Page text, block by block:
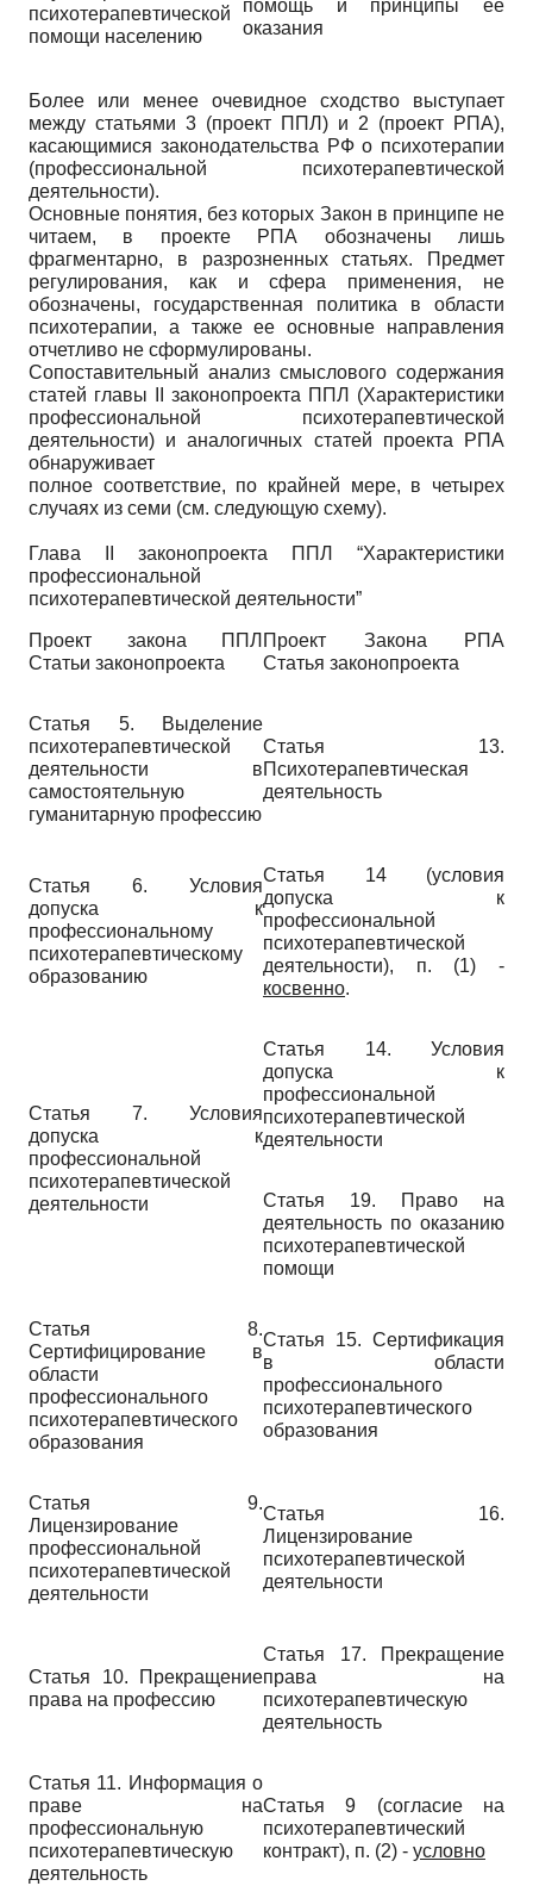
психотерапевтической
помощи населению
помощь и принципы ее
оказания
Более или менее очевидное сходство выступает
между статьями 3 (проект ППЛ) и 2 (проект РПА),
касающимися законодательства РФ о психотерапии
(профессиональной психотерапевтической
деятельности).
Основные понятия, без которых Закон в принципе не
читаем, в проекте РПА обозначены лишь
фрагментарно, в разрозненных статьях. Предмет
регулирования, как и сфера применения, не
обозначены, государственная политика в области
психотерапии, а также ее основные направления
отчетливо не сформулированы.
Сопоставительный анализ смыслового содержания
статей главы II законопроекта ППЛ (Характеристики
профессиональной психотерапевтической
деятельности) и аналогичных статей проекта РПА
обнаруживает
полное соответствие, по крайней мере, в четырех
случаях из семи (см. следующую схему).
Глава II законопроекта ППЛ “Характеристики
профессиональной
психотерапевтической деятельности”
Проект закона ППЛ
Статьи законопроекта
Проект Закона РПА
Статья законопроекта
Статья 5. Выделение
психотерапевтической
деятельности в
самостоятельную
гуманитарную профессию
Статья 13.
Психотерапевтическая
деятельность
Статья 6. Условия
допуска к
профессиональному
психотерапевтическому
образованию
Статья 14 (условия
допуска к
профессиональной
психотерапевтической
деятельности), п. (1) -
косвенно.
Статья 7. Условия
допуска к
профессиональной
психотерапевтической
деятельности
Статья 14. Условия
допуска к
профессиональной
психотерапевтической
деятельности
Статья 19. Право на
деятельность по оказанию
психотерапевтической
помощи
Статья 8.
Сертифицирование в
области
профессионального
психотерапевтического
образования
Статья 15. Сертификация
в области
профессионального
психотерапевтического
образования
Статья 9.
Лицензирование
профессиональной
психотерапевтической
деятельности
Статья 16.
Лицензирование
психотерапевтической
деятельности
Статья 10. Прекращение
права на профессию
Статья 17. Прекращение
права на
психотерапевтическую
деятельность
Статья 11. Информация о
праве на
профессиональную
психотерапевтическую
деятельность
Статья 9 (согласие на
психотерапевтический
контракт), п. (2) - условно